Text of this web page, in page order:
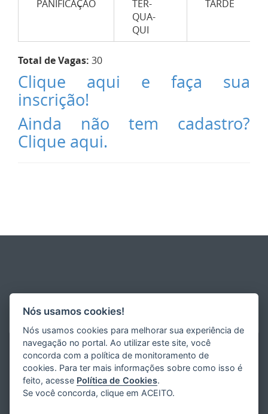
PANIFICAÇÃO
TER-
QUA-
QUI
TARDE
Total de Vagas: 30
Clique aqui e faça sua
inscrição!
Ainda não tem cadastro?
Clique aqui.
Nós usamos cookies!
Nós usamos cookies para melhorar sua experiência de
navegação no portal. Ao utilizar este site, você
concorda com a política de monitoramento de
cookies. Para ter mais informações sobre como isso é
feito, acesse Política de Cookies.
Se você concorda, clique em ACEITO.